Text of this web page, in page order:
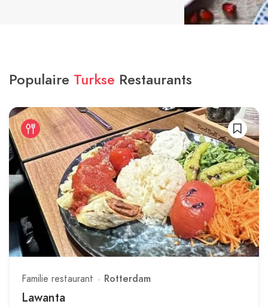
Populaire Turkse Restaurants
Familie restaurant Rotterdam
Lawanta